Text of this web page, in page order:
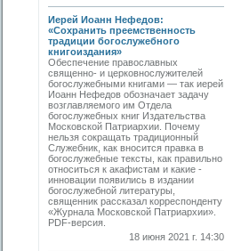
Иерей Иоанн Нефедов:
«Сохранить преемственность
традиции богослужебного
книгоиздания»
Обеспечение православных
священно- и церковнослужителей
богослужебными книгами — так иерей
Иоанн Нефедов обозначает задачу
возглавляемого им Отдела
богослужебных книг Издательства
Московской Патриархии. Почему
нельзя сокращать традиционный
Служебник, как вносится правка в
богослужебные тексты, как правильно
относиться к акафистам и какие ­
инновации появились в издании
богослужебной литературы,
священник рассказал корреспонденту
«Журнала Московской Патриархии».
PDF-версия.
18 июня 2021 г. 14:30